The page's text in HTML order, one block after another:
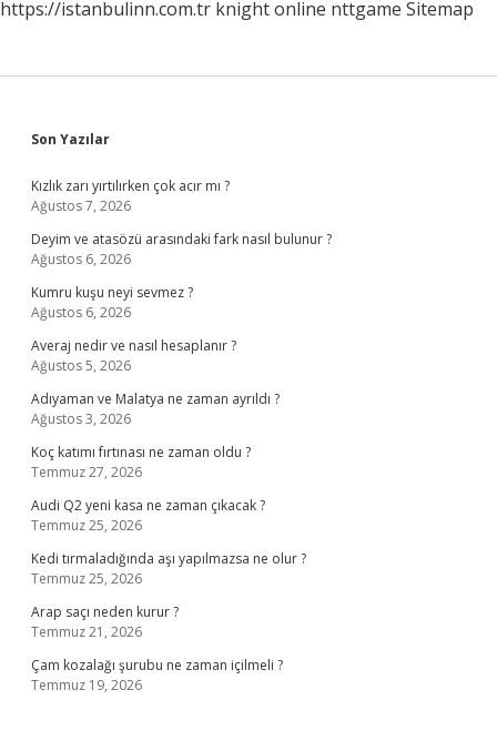
https://istanbulinn.com.tr knight online nttgame Sitemap
Sidebar
Son Yazılar
Kızlık zarı yırtılırken çok acır mı ?
Ağustos 7, 2026
Deyim ve atasözü arasındaki fark nasıl bulunur ?
Ağustos 6, 2026
Kumru kuşu neyi sevmez ?
Ağustos 6, 2026
Averaj nedir ve nasıl hesaplanır ?
Ağustos 5, 2026
Adıyaman ve Malatya ne zaman ayrıldı ?
Ağustos 3, 2026
Koç katımı fırtınası ne zaman oldu ?
Temmuz 27, 2026
Audi Q2 yeni kasa ne zaman çıkacak ?
Temmuz 25, 2026
Kedi tırmaladığında aşı yapılmazsa ne olur ?
Temmuz 25, 2026
Arap saçı neden kurur ?
Temmuz 21, 2026
Çam kozalağı şurubu ne zaman içilmeli ?
Temmuz 19, 2026